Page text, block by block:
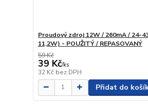
Proudový zdroj 12W / 260mA / 24-
11,2W) - POUŽITÝ / REPASOVANÝ
59 Kč
39 Kč/ks
32 Kč bez DPH
Přidat do